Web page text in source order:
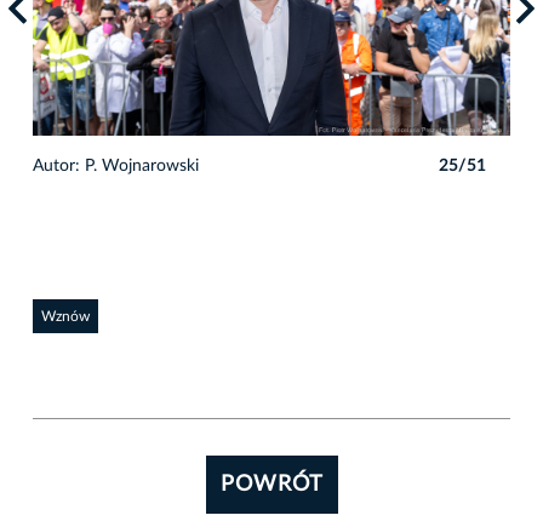
Autor: P. Wojnarowski 25/51
Wznów
POWRÓT